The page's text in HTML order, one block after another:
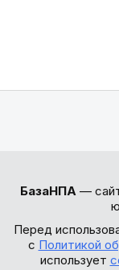
БазаНПА —
Перед
с Политикой
использует